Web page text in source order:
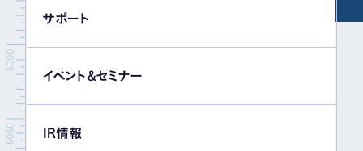
サポート
イベント＆セミナー
IR情報